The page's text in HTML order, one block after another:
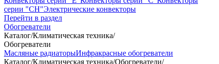
серии "СН"Электрические конвекторы
Перейти в раздел
Обогреватели
Каталог/Климатическая техника/
Обогреватели
Масляные радиаторыИнфракрасные обогреватели
Каталог/Климатическая техника/Обогреватели/